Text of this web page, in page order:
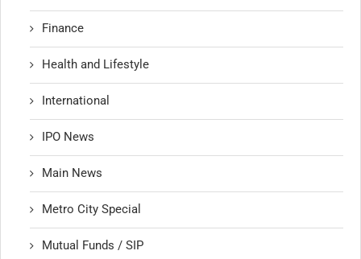
Finance
Health and Lifestyle
International
IPO News
Main News
Metro City Special
Mutual Funds / SIP